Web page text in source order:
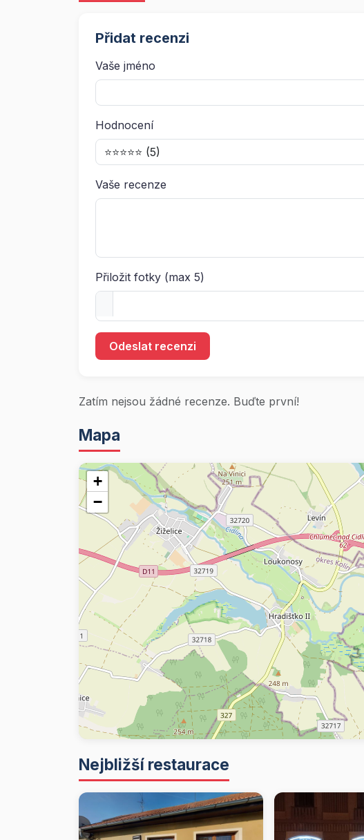
Přidat recenzi
Vaše jméno
Hodnocení
Vaše recenze
Přiložit fotky (max 5)
Odeslat recenzi
Zatím nejsou žádné recenze. Buďte první!
Mapa
+
−
Nejbližší restaurace